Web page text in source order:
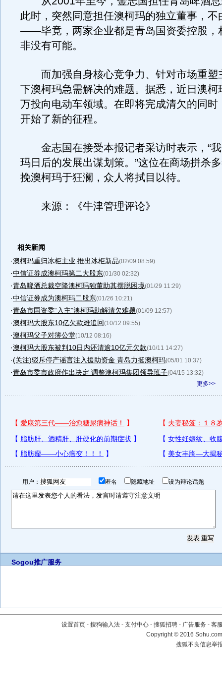
此时，突然同意担任澳柯玛的独立董事，不
——毕竟，两家企业都是青岛国资委控股，
非没有可能。
而加强自身核心竞争力、针对市场重塑
下澳柯玛急需解决的难题。据悉，近日澳
万投向电动车领域。在即将完成清欠的同时
开始了新的征程。
金志国在接受本报记者采访时表示，“我
玛日后的发展出谋划策。”这位在商场拼杀
挽澳柯玛于狂澜，众人将拭目以待。
来源：《牛津管理评论》
相关新闻
·澳柯玛重归冰柜主业 推出冰柜新品(02/09 08:59)
·中信证券成澳柯玛第二大股东(01/30 02:32)
·青岛啤酒总裁空降澳柯玛独董助其摆脱困境(01/29 11:29)
·中信证券成为澳柯玛二股东(01/26 10:21)
·青岛市国资委“入主”澳柯玛助解清欠难题(01/09 12:57)
·澳柯玛大股东10亿欠款难追回(10/12 09:55)
·澳柯玛父子对簿公堂(10/12 08:16)
·澳柯玛大股东被判10日内还清逾10亿元欠款(10/11 14:27)
·(关注)驳斥停产谣言注入援助资金 青岛力挺澳柯玛(05/01 10:37)
·青岛市委市政府作出决定 调整澳柯玛集团领导班子(04/15 13:32)
更多>>
用户： 匿名 隐藏地址 设为辩论话题
Sogou推广服务
设置首页 - 搜狗输入法 - 支付中心 - 搜狐招聘 - 广告服务 - 客
Copyright©2016
搜狐不良信息举